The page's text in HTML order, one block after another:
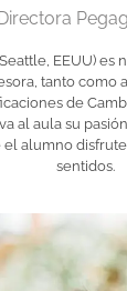
EEUU) es
tanto como
de
al aula su
alumno
sentidos.